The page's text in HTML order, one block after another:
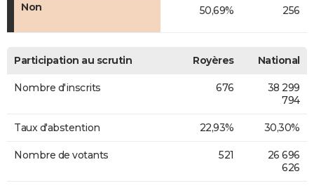
Non 50,69% 256
Participation au scrutin Royères National
Nombre d'inscrits 676
38 299
794
Taux d'abstention 22,93% 30,30%
Nombre de votants 521
26 696
626